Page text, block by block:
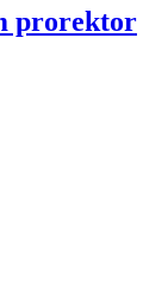
prorektor